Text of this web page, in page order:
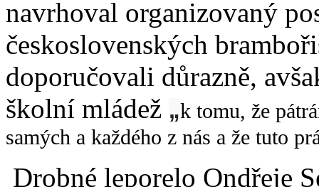
navrhoval organizovaný
československých
doporučovali důrazně,
školní mládež „k tomu, že
samých a každého z nás a že tuto
Drobné leporelo Ondřeje